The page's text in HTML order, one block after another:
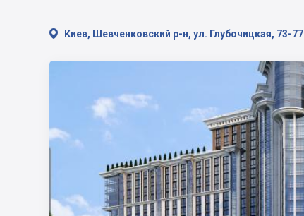
 Киев, Шевченковский р-н, ул. Глубочицкая, 73-77